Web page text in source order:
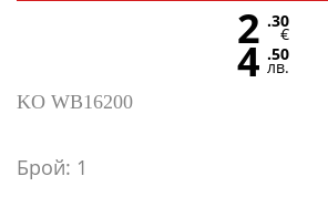
KO WB16200
Брой: 1
2 .30
€
4 .50
лв.